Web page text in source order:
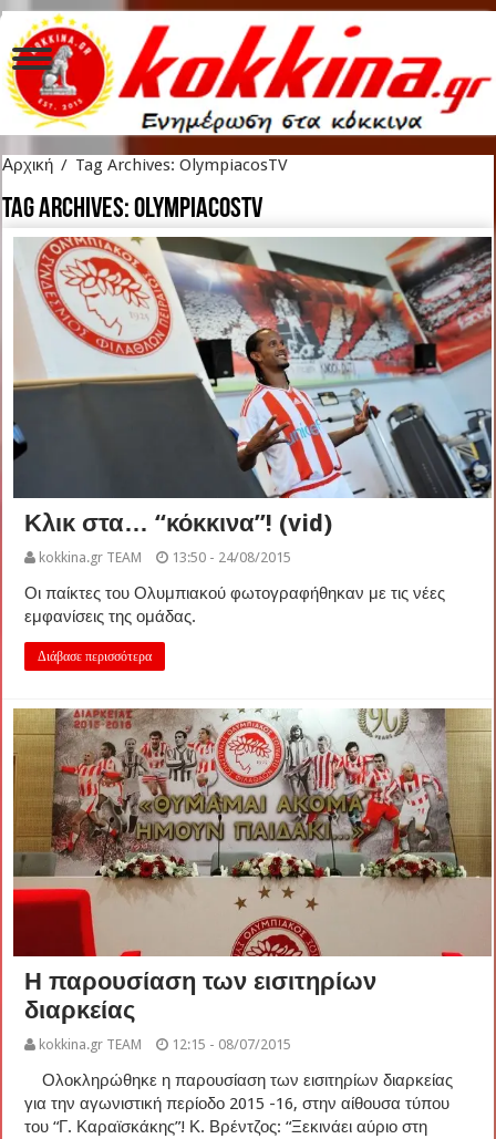
Αρχική / Tag Archives: OlympiacosTV
Tag Archives:OlympiacosTV
Κλικ στα… “κόκκινα”! (vid)
kokkina.gr TEAM 13:50 - 24/08/2015
Οι παίκτες του Ολυμπιακού φωτογραφήθηκαν με τις νέες
εμφανίσεις της ομάδας.
Διάβασε περισσότερα
Η παρουσίαση των εισιτηρίων
διαρκείας
kokkina.gr TEAM 12:15 - 08/07/2015
Ολοκληρώθηκε η παρουσίαση των εισιτηρίων διαρκείας
για την αγωνιστική περίοδο 2015 -16, στην αίθουσα τύπου
του “Γ. Καραϊσκάκης”! Κ. Βρέντζος: “Ξεκινάει αύριο στη